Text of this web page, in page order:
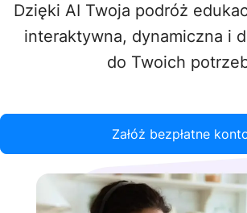
Dzięki AI Twoja podróż
interaktywna, dynamiczna i
do Twoich
Załóż bezpłatne